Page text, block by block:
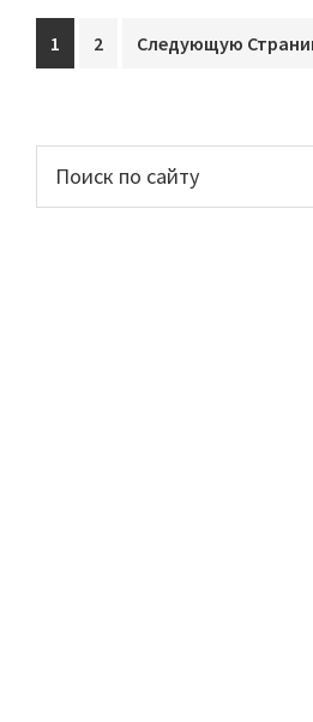
Перейти
на
1
Перейти
2
Перейти
Следующую
Основной
сайдбар